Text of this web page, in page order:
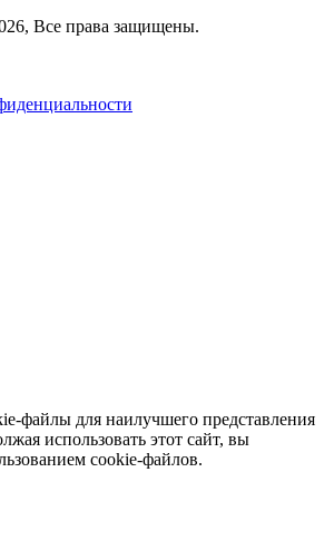
Все права защищены.
файлы для наилучшего представления
использовать этот сайт, вы
cookie-файлов.